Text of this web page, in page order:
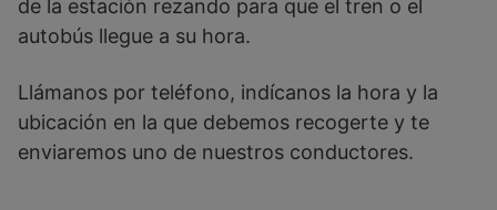
de la estación rezando para que el tren o el
autobús llegue a su hora.
Llámanos por teléfono, indícanos la hora y la
ubicación en la que debemos recogerte y te
enviaremos uno de nuestros conductores.